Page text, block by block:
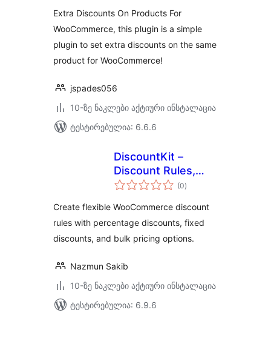
Extra Discounts On Products For
WooCommerce, this plugin is a simple
plugin to set extra discounts on the same
product for WooCommerce!
jspades056
10-ზე ნაკლები აქტიური ინსტალაცია
ტესტირებულია: 6.6.6
DiscountKit –
Discount Rules,
Bulk Pricing &
WooCommerce
(0საერთო
რეიტინგი
)
Create flexible WooCommerce discount
rules with percentage discounts, fixed
discounts, and bulk pricing options.
Nazmun Sakib
10-ზე ნაკლები აქტიური ინსტალაცია
ტესტირებულია: 6.9.6